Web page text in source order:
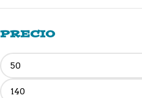
PRECIO